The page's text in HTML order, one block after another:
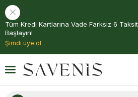
Tüm Kredi Kartlarına Vade Farksız 6
Başlayın!
Şimdi üye ol